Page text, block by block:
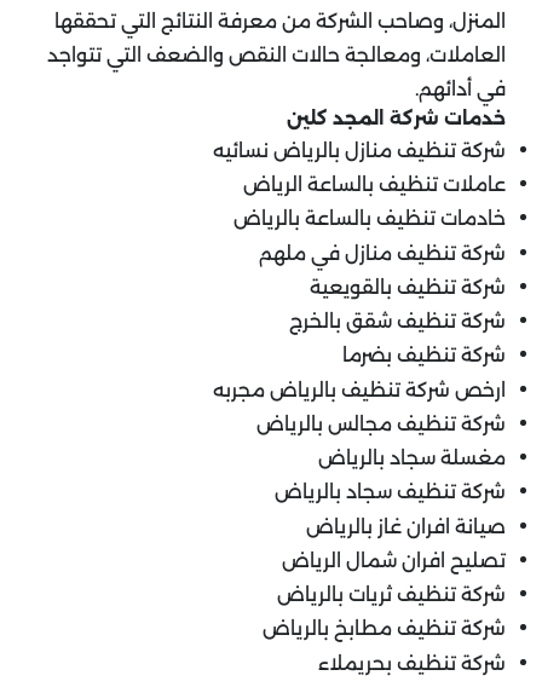
المنزل، وصاحب الشركة من معرفة النتائج التي تحققها
العاملات، ومعالجة حالات النقص والضعف التي تتواجد
في أدائهم.
خدمات شركة المجد كلين
شركة تنظيف منازل بالرياض نسائيه
عاملات تنظيف بالساعة الرياض
خادمات تنظيف بالساعة بالرياض
شركة تنظيف منازل في ملهم
شركة تنظيف بالقويعية
شركة تنظيف شقق بالخرج
شركة تنظيف بضرما
ارخص شركة تنظيف بالرياض مجربه
شركة تنظيف مجالس بالرياض
مغسلة سجاد بالرياض
شركة تنظيف سجاد بالرياض
صيانة افران غاز بالرياض
تصليح افران شمال الرياض
شركة تنظيف ثريات بالرياض
شركة تنظيف مطابخ بالرياض
شركة تنظيف بحريملاء